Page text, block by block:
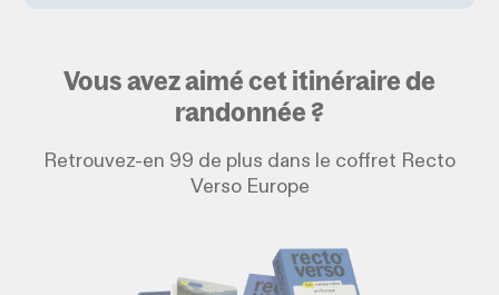
Vous avez aimé cet itinéraire de
randonnée ?
Retrouvez-en 99 de plus dans le coffret Recto
Verso Europe